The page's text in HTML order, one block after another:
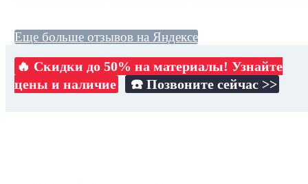
Еще больше отзывов на Яндексе
🔥 Скидки до 50% на материалы! Узнайте
цены и наличие
☎️ Позвоните сейчас >>